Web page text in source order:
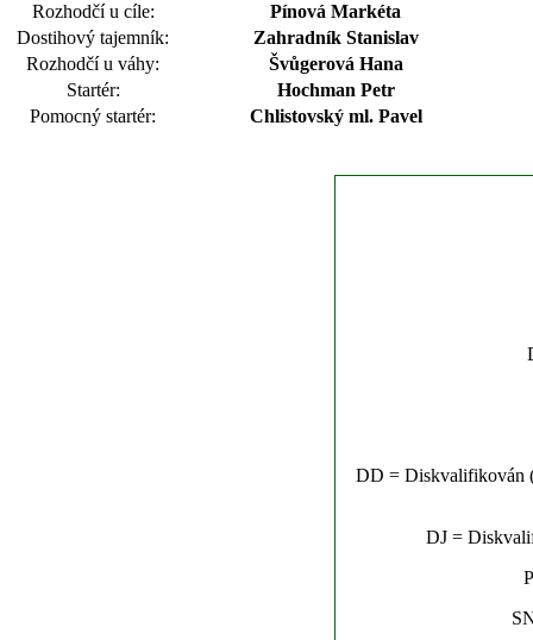
Rozhodčí u cíle:
Pínová Markéta
Dostihový tajemník:
Zahradník Stanislav
Rozhodčí u váhy:
Švůgerová Hana
Startér:
Hochman Petr
Pomocný startér:
Chlistovský ml. Pavel
DD = Diskvalifikován
DJ =